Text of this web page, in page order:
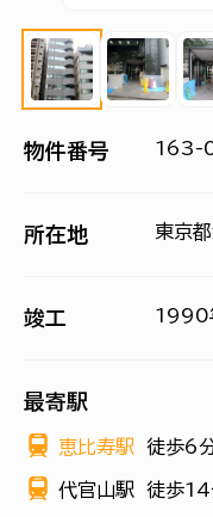
物件番号 163-
所在地 東京
竣工 1990
最寄駅
恵比寿駅 徒歩6
代官山駅 徒歩14